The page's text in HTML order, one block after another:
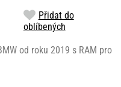
Přidat do
oblíbených
od roku 2019 s RAM pro